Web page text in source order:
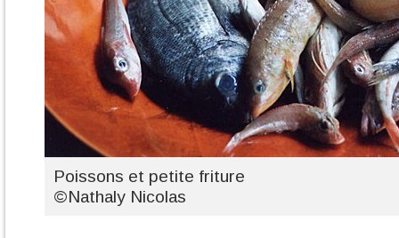
Poissons et petite friture
©Nathaly Nicolas